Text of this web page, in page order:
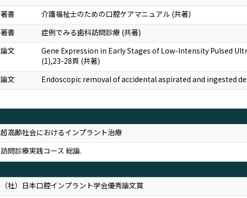
著書
介護福祉士のための口腔ケアマニュアル (共著)
著書
症例でみる歯科訪問診療 (共著)
論文
Gene Expression in Early Stages of Low-Intensity Pulsed
(1),23-28頁 (共著)
論文
Endoscopic removal of accidental aspirated and ingested
超高齢社会におけるインプラント治療
訪問診療実践コース 総論.
（社）日本口腔インプラント学会優秀論文賞